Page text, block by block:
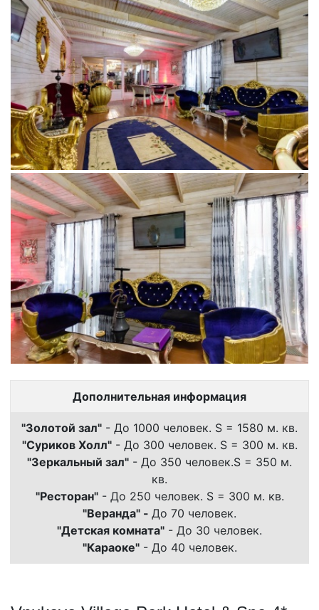
Дополнительная информация
"Золотой зал" - До 1000 человек. S = 1580 м. кв.
"Суриков Холл"- До 300 человек. S = 300 м. кв.
"Зеркальный зал" - До 350 человек.S = 350 м.
кв.
"Ресторан"- До 250 человек. S = 300 м. кв.
"Веранда" - До 70 человек.
"Детская комната" - До 30 человек.
"Караоке"- До 40 человек.